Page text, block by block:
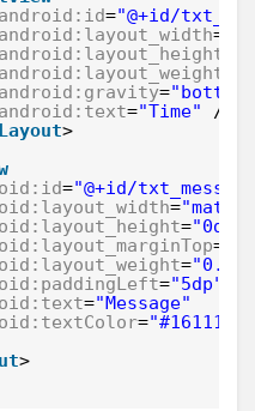
android:id="@+id/
android:layout_width=
android:layout_height
android:layout_weight
android:gravity=
android:text="Time"
/>
>
="@+id/
=
="0dp"
=
="0.5"
="5dp"
="Message"
="#161111"
>